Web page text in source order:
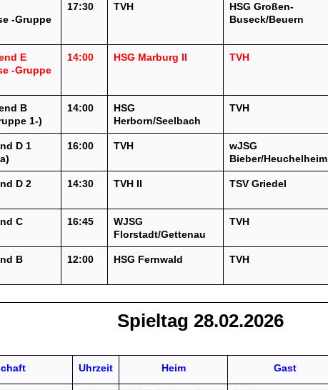
-Gruppe
17:30 TVH
HSG Großen-
Buseck/Beuern
E
-Gruppe
14:00 HSG Marburg II TVH
B
1-)
14:00
HSG
Herborn/Seelbach
TVH
D 1
16:00 TVH
wJSG
Bieber/Heuchelheim
D 2
14:30 TVH II TSV Griedel
C
16:45
WJSG
Florstadt/Gettenau
TVH
B
12:00 HSG Fernwald TVH
Spieltag 28.02.2026
Uhrzeit Heim Gast